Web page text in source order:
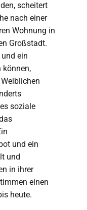
scheitert
nach einer
Wohnung in
Großstadt.
ein
können,
soziale
und ein
und
in ihrer
einen
heute.